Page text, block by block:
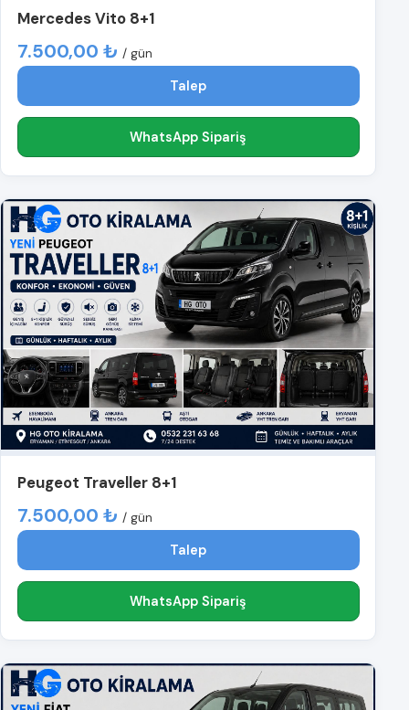
Mercedes Vito 8+1
7.500,00 ₺ / gün
Talep
WhatsApp Sipariş
Peugeot Traveller 8+1
7.500,00 ₺ / gün
Talep
WhatsApp Sipariş